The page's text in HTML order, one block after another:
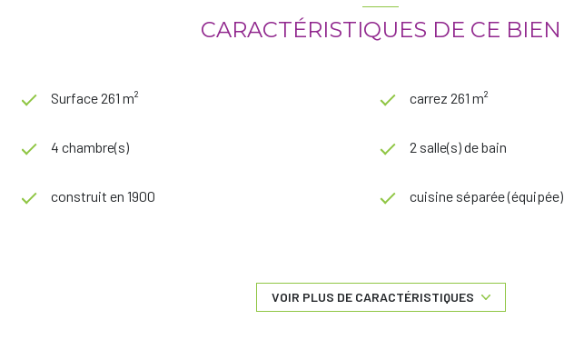
CARACTÉRISTIQUES DE CE BIEN
Surface 261 m² carrez 261 m²
4 chambre(s) 2 salle(s) de bain
construit en 1900 cuisine séparée (équipée)
5 étage(s)
VOIR PLUS DE CARACTÉRISTIQUES